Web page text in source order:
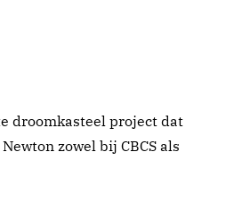
droomkasteel project dat
zowel bij CBCS als